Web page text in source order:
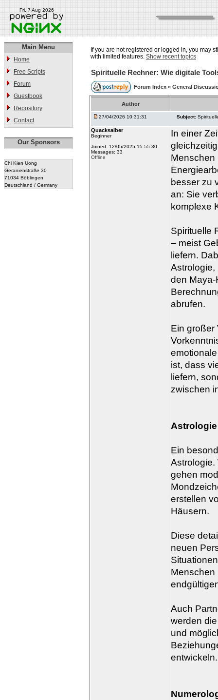
Fri, 7 Aug 2026
Main Menu
Home
Free Scripts
Forum
Guestbook
Repository
Contact
Our Sponsors
Chi Kien Uong
Geranienstraße 30
71034 Böblingen
Deutschland / Germany
If you are not registered or logged in, you may
with limited features. Show recent topics
Spirituelle Rechner: Wie digitale
Forum Index » General
Author
27/04/2026 10:31:31 Subject:
Quacksalber
Beginner
Joined: 12/05/2025 15:55:30
Messages: 33
Offline
In einer
Menschen
besser zu
an: Sie
komplexe
Spirituelle
– meist
liefern.
Astrologie,
den Maya-
abrufen.
Ein großer
ist, dass
liefern,
zwischen
Ein
gehen
erstellen
Häusern.
Diese
neuen
Menschen
Auch
werden
und
entwickeln.